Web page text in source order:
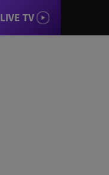
LIVE TV